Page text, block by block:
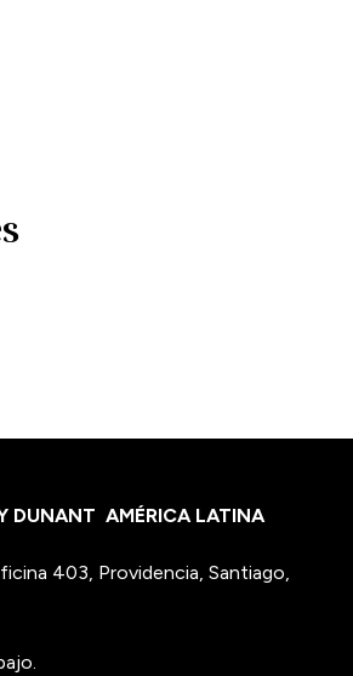
DUNANTAMÉRICA LATINA
403, Providencia, Santiago,